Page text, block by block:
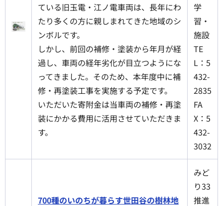
ている旧玉電・江ノ電車両は、長年にわ
たり多くの方に親しまれてきた地域のシ
ンボルです。
しかし、前回の補修・塗装から年月が経
過し、車両の経年劣化が目立つようにな
ってきました。そのため、本年度中に補
修・再塗装工事を実施する予定です。
いただいた寄附金は当車両の補修・再塗
装にかかる費用に活用させていただきま
す。
学
習・
施設
TE
L：5
432-
2835
FA
X：5
432-
3032
700種のいのちが暮らす世田谷の樹林地
みど
り33
推進